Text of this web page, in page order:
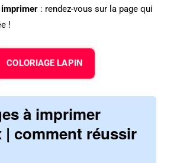
imprimer : rendez-vous sur la page qui
!
COLORIAGE LAPIN
à imprimer
| comment réussir